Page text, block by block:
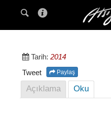
Tarih: 2014
Paylaş
Tweet
Açıklama Oku